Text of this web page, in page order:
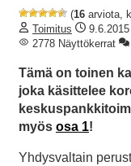
(16 arviota,
Toimitus
9.6.2015
2778 Näyttökerrat
Tämä on toinen
joka käsittelee
myös osa 1!
Yhdysvaltain